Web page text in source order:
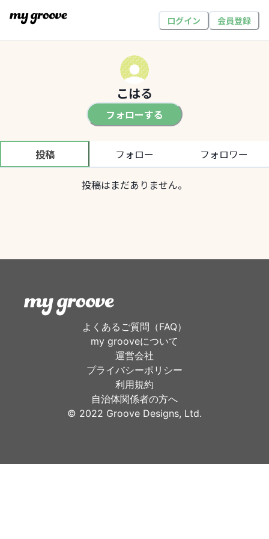
ログイン 会員登録
こはる
フォローする
投稿 フォロー フォロワー
投稿はまだありません。
よくあるご質問（FAQ）
my grooveについて
運営会社
プライバシーポリシー
利用規約
自治体関係者の方へ
©︎ 2022 Groove Designs, Ltd.